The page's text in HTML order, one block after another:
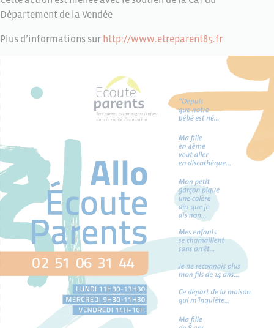
Département de la Vendée
Plus d’informations sur http://www.etreparent85.fr